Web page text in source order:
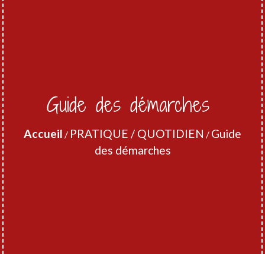
Guide des démarches
Accueil / PRATIQUE / QUOTIDIEN / Guide
des démarches